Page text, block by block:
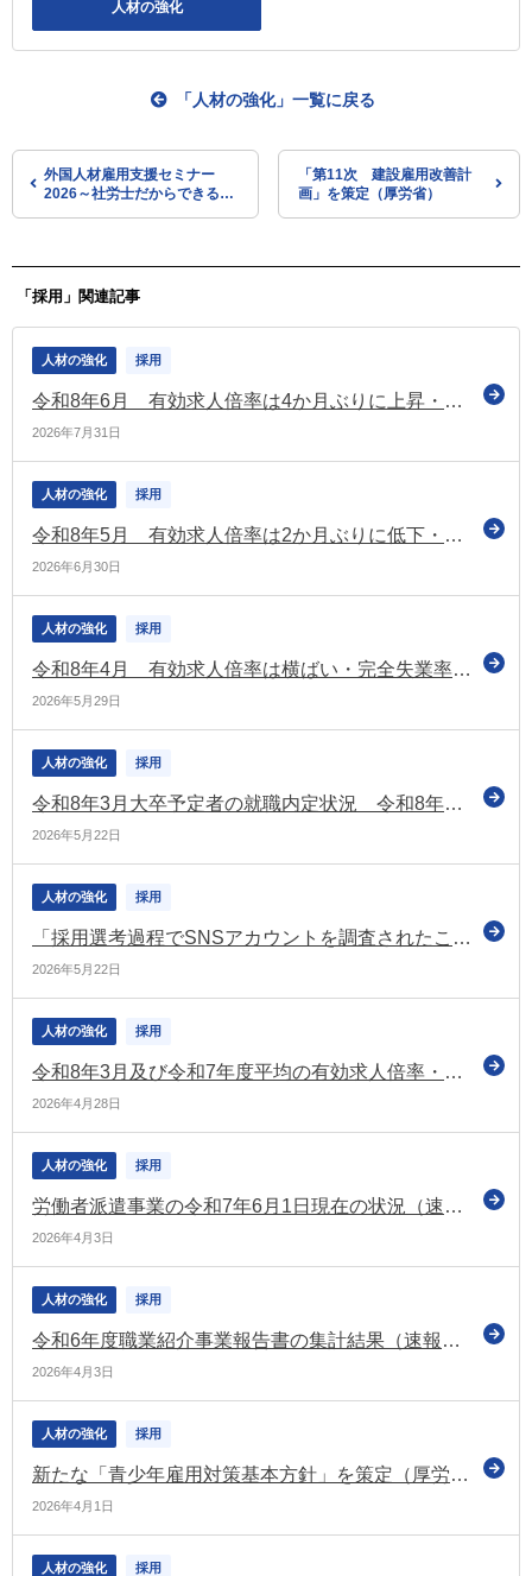
人材の強化
外国人材雇用支援セミナー
2026～社労士だからできるア
「人材の強化」一覧に戻る
「第11次 建設雇用改善計
画」を策定（厚労省）
「採用」関連記事
人材の強化 採用
令和8年6月 有効求人倍率は4か月ぶりに上昇・完全失業率は据置き
2026年7月31日
人材の強化 採用
令和8年5月 有効求人倍率は2か月ぶりに低下・完全失業率は据置き
2026年6月30日
人材の強化 採用
令和8年4月 有効求人倍率は横ばい・完全失業率は2か月ぶりに改善
2026年5月29日
人材の強化 採用
令和8年3月大卒予定者の就職内定状況 令和8年4月現在で98％ 引き続き高水準
2026年5月22日
人材の強化 採用
「採用選考過程でSNSアカウントを調査されたことがある」21.8%（前回調査から11.1ポイント上昇）など（連合の調査）
2026年5月22日
人材の強化 採用
令和8年3月及び令和7年度平均の有効求人倍率・完全失業率を公表
2026年4月28日
人材の強化 採用
労働者派遣事業の令和7年6月1日現在の状況（速報）を公表
2026年4月3日
人材の強化 採用
令和6年度職業紹介事業報告書の集計結果（速報）を公表
2026年4月3日
人材の強化 採用
新たな「青少年雇用対策基本方針」を策定（厚労省）
2026年4月1日
人材の強化 採用